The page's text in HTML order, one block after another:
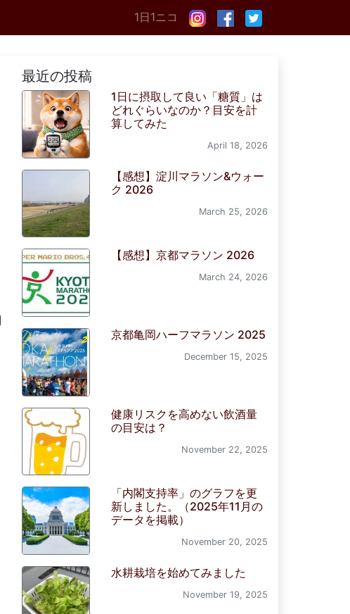
1日1ニコ
最近の投稿
1日に摂取して良い「糖質」は
どれぐらいなのか？目安を計
算してみた
April 18, 2026
【感想】淀川マラソン&ウォー
ク 2026
March 25, 2026
【感想】京都マラソン 2026
March 24, 2026
京都亀岡ハーフマラソン 2025
December 15, 2025
健康リスクを高めない飲酒量
の目安は？
November 22, 2025
「内閣支持率」のグラフを更
新しました。（2025年11月の
データを掲載）
November 20, 2025
水耕栽培を始めてみました
November 19, 2025